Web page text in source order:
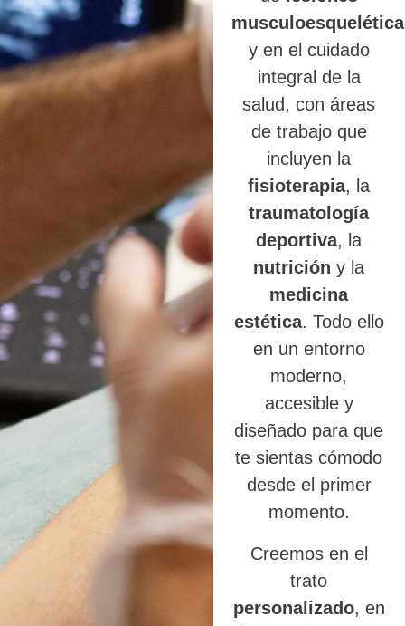
y en el cuidado
integral de la
salud, con áreas
de trabajo que
incluyen la
fisioterapia, la
traumatología
deportiva, la
nutrición y la
medicina
estética. Todo ello
en un entorno
moderno,
accesible y
diseñado para que
te sientas cómodo
desde el primer
momento.
Creemos en el
trato
personalizado, en